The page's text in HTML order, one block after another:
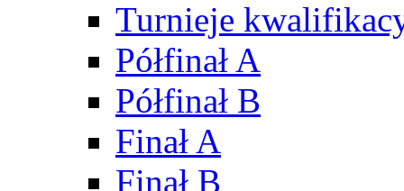
Turnieje
Półfinał A
Półfinał B
Finał A
Finał B